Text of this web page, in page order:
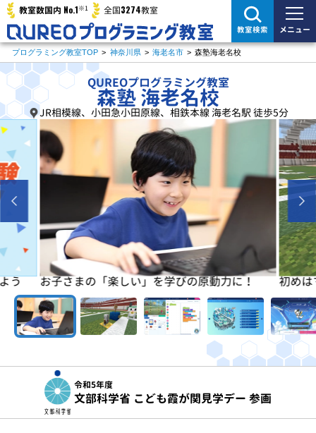
教室数国内 No.1※1 全国3274教室
教室検索 メニュー
プログラミング教室TOP > 神奈川県 > 海老名市 > 森塾海老名校
QUREOプログラミング教室
森塾 海老名校
JR相模線、小田急小田原線、相鉄本線 海老名駅 徒歩5分
う お子さまの「楽しい」を学びの原動力に！ 初め
令和5年度
文部科学省 こども霞が関見学デー 参画